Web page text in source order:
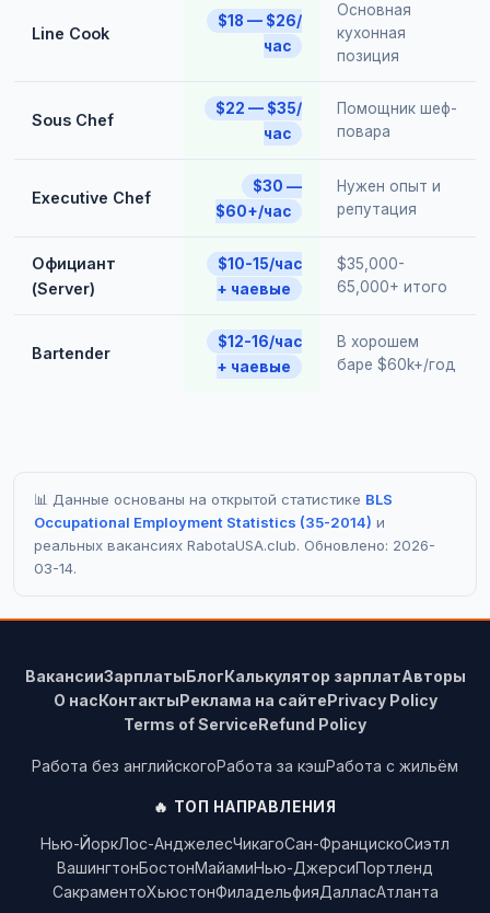
Line Cook
$18 — $26/
час
Основная
кухонная
позиция
Sous Chef
$22 — $35/
час
Помощник шеф-
повара
Executive Chef
$30 —
$60+/час
Нужен опыт и
репутация
Официант
(Server)
$10-15/час
+ чаевые
$35,000-
65,000+ итого
Bartender
$12-16/час
+ чаевые
В хорошем
баре $60k+/год
📊 Данные основаны на открытой статистике BLS
Occupational Employment Statistics (35-2014) и
реальных вакансиях RabotaUSA.club. Обновлено: 2026-
03-14.
ВакансииЗарплатыБлогКалькулятор зарплатАвторы
О насКонтактыРеклама на сайтеPrivacy Policy
Terms of ServiceRefund Policy
Работа без английскогоРабота за кэшРабота с жильём
🔥 ТОП НАПРАВЛЕНИЯ
Нью-ЙоркЛос-АнджелесЧикагоСан-ФранцискоСиэтл
ВашингтонБостонМайамиНью-ДжерсиПортленд
СакраментоХьюстонФиладельфияДалласАтланта